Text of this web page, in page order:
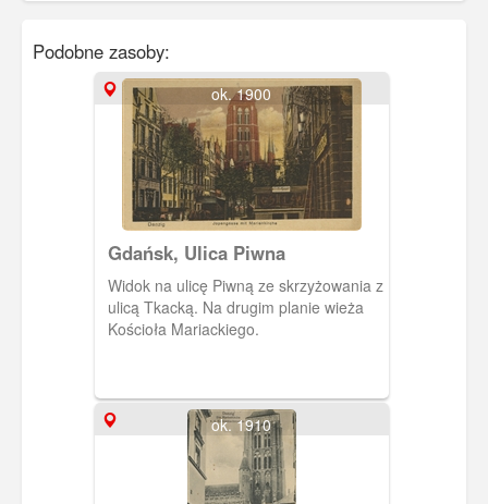
Podobne zasoby:
ok. 1900
Gdańsk, Ulica Piwna
Widok na ulicę Piwną ze skrzyżowania z
ulicą Tkacką. Na drugim planie wieża
Kościoła Mariackiego.
ok. 1910